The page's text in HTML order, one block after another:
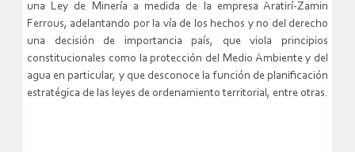
una Ley de Minería a medida de la empresa Aratirí-Zamin
Ferrous, adelantando por la vía de los hechos y no del derecho
una decisión de importancia país, que viola principios
constitucionales como la protección del Medio Ambiente y del
agua en particular, y que desconoce la función de planificación
estratégica de las leyes de ordenamiento territorial, entre otras.